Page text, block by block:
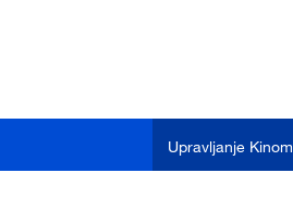
Upravljanje Kinom